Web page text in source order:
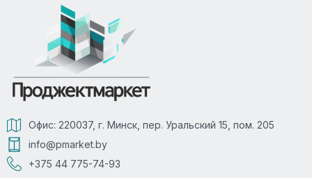
Офис: 220037, г. Минск, пер. Уральский 15, пом. 205
info@pmarket.by
+375 44 775-74-93